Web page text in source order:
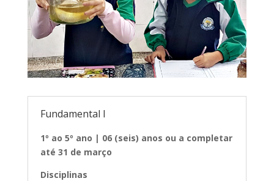
Fundamental I
1º ao 5º ano | 06 (seis) anos ou a completar
até 31 de março
Disciplinas